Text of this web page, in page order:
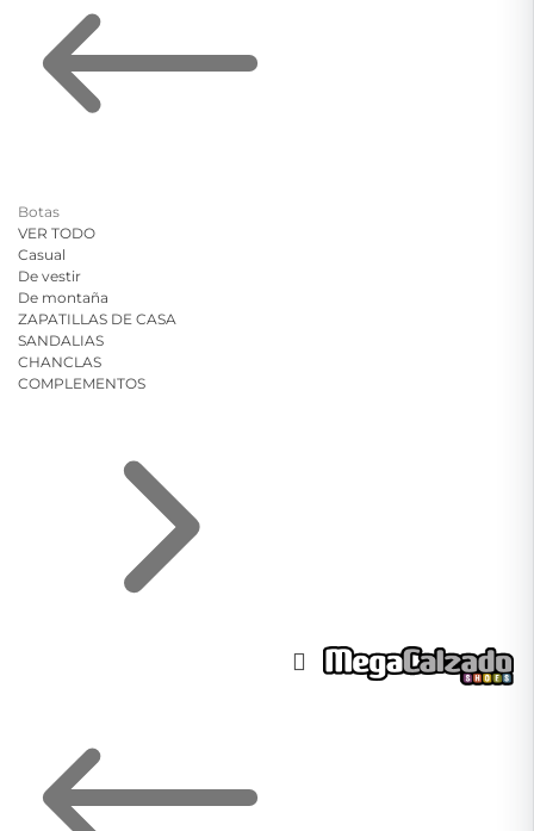
Botas
VER TODO
Casual
De vestir
De montaña
ZAPATILLAS DE CASA
SANDALIAS
CHANCLAS
COMPLEMENTOS